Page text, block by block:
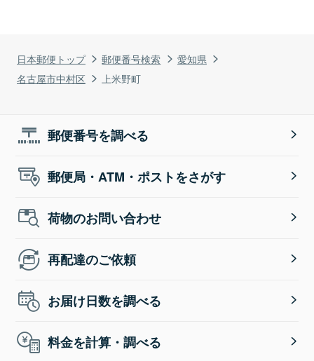
日本郵便トップ 郵便番号検索
愛知県
名古屋市中村区
上米野町
郵便番号を調べる
郵便局・ATM・ポストをさがす
荷物のお問い合わせ
再配達のご依頼
お届け日数を調べる
料金を計算・調べる